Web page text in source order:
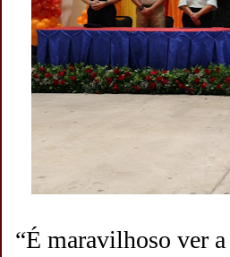
“É maravilhoso ver